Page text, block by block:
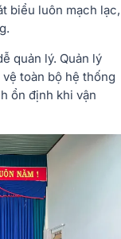
biểu luôn mạch lạc,
quản lý. Quản lý
toàn bộ hệ thống
ổn định khi vận